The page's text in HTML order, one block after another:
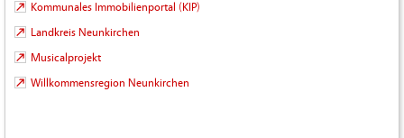
Kommunales Immobilienportal (KIP)
Landkreis Neunkirchen
Musicalprojekt
Willkommensregion Neunkirchen